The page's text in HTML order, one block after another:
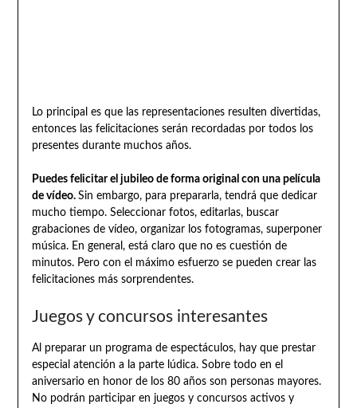
Lo principal es que las representaciones resulten divertidas,
entonces las felicitaciones serán recordadas por todos los
presentes durante muchos años.
Puedes felicitar el jubileo de forma original con una película
de vídeo. Sin embargo, para prepararla, tendrá que dedicar
mucho tiempo. Seleccionar fotos, editarlas, buscar
grabaciones de vídeo, organizar los fotogramas, superponer
música. En general, está claro que no es cuestión de
minutos. Pero con el máximo esfuerzo se pueden crear las
felicitaciones más sorprendentes.
Juegos y concursos interesantes
Al preparar un programa de espectáculos, hay que prestar
especial atención a la parte lúdica. Sobre todo en el
aniversario en honor de los 80 años son personas mayores.
No podrán participar en juegos y concursos activos y